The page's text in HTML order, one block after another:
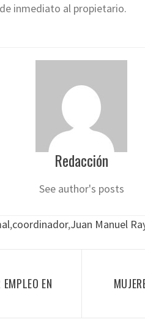
inmediato al propietario.
Redacción
See author's posts
,coordinador,Juan Manuel
EN